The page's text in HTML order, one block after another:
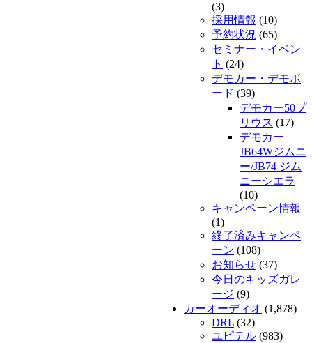
(3)
採用情報 (10)
予約状況 (65)
セミナー・イベン
ト (24)
デモカー・デモボ
ード (39)
デモカー50プ
リウス (17)
デモカー
JB64Wジムニ
ー/JB74 ジム
ニーシエラ
(10)
キャンペーン情報
(1)
終了済みキャンペ
ーン (108)
お知らせ (37)
今日のキッズガレ
ージ (9)
カーオーディオ (1,878)
DRL (32)
ユピテル (983)